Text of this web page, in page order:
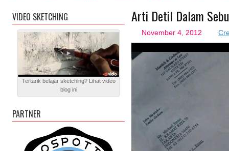
Arti Detil Dalam
November 4, 2012
VIDEO SKETCHING
Tertarik belajar sketching? Lihat video
blog ini
PARTNER